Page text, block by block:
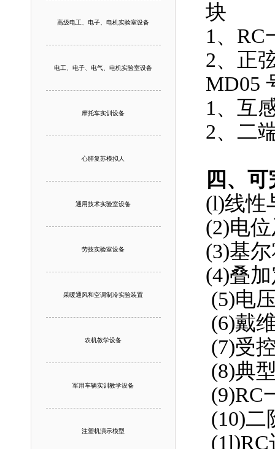
高级电工、电子、电机实验室设备
电工、电子、电气、电机实验室设备
摩托车实训设备
心肺复苏模拟人
通用技术实验室设备
劳技实验室设备
采暖通风和空调制冷实验装置
农机教学设备
军用车辆实训教学设备
注塑机演示模型
块
1、RC
2、正
MD05
1、互
2、二
四、
(l)线性
(2)电
(3)基
(4)叠
(5)电
(6)戴
(7)受
(8)典
(9)RC
(10)二